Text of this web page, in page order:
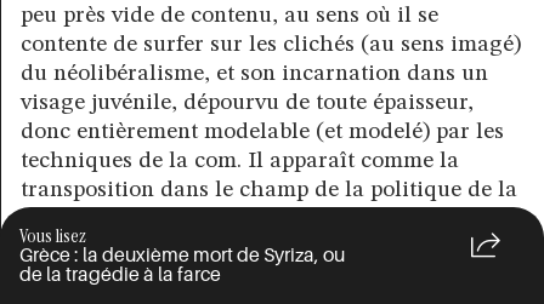
Vous lisez
Grèce : la deuxième mort de Syriza, ou
de la tragédie à la farce
peu près vide de contenu, au sens où il se
contente de surfer sur les clichés (au sens imagé)
du néolibéralisme, et son incarnation dans un
visage juvénile, dépourvu de toute épaisseur,
donc entièrement modelable (et modelé) par les
techniques de la com. Il apparaît comme la
transposition dans le champ de la politique de la
catégorie de Nicolas Vieillescazes
: quelqu’un
qui diffuse une certaine vision, en l’occurrence